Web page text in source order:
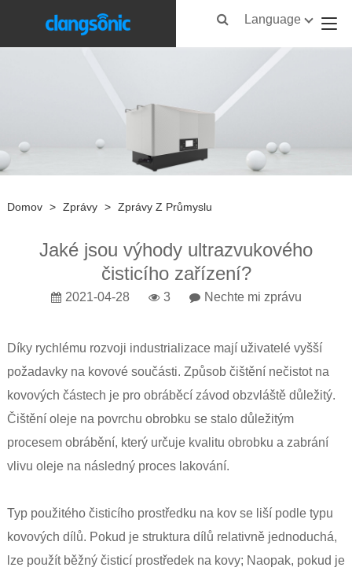
Language
Domov > Zprávy > Zprávy Z Průmyslu
Jaké jsou výhody ultrazvukového
čisticího zařízení?
2021-04-28 3 Nechte mi zprávu
Díky rychlému rozvoji industrializace mají uživatelé vyšší
požadavky na kovové součásti. Způsob čištění nečistot na
kovových částech je pro obráběcí závod obzvláště důležitý.
Čištění oleje na povrchu obrobku se stalo důležitým
procesem obrábění, který určuje kvalitu obrobku a zabrání
vlivu oleje na následný proces lakování.
Typ použitého čisticího prostředku na kov se liší podle typu
kovových dílů. Pokud je struktura dílů relativně jednoduchá,
lze použít běžný čisticí prostředek na kovy; Naopak, pokud je